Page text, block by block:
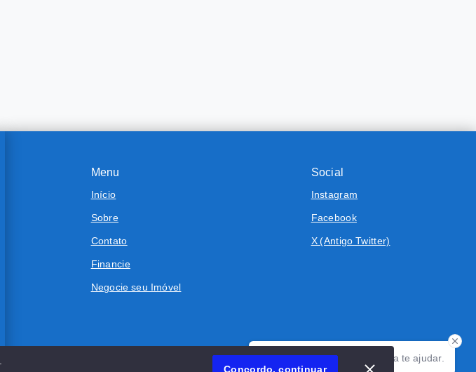
Olá! Estamos disponíveis para te ajudar.
Menu
Início
Sobre
Contato
Financie
Negocie seu Imóvel
Social
Instagram
Facebook
X (Antigo Twitter)
Concordo, continuar